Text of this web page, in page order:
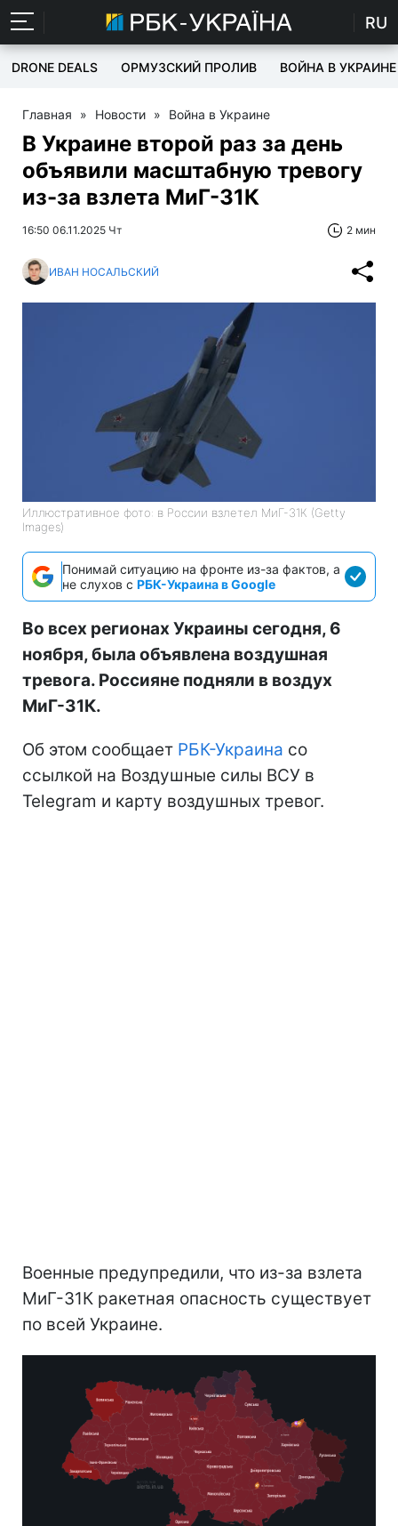
RU
DRONE DEALS ОРМУЗСКИЙ ПРОЛИВ ВОЙНА В УКРАИНЕ
Главная » Новости » Война в Украине
В Украине второй раз за день
объявили масштабную тревогу
из-за взлета МиГ-31К
16:50 06.11.2025 Чт 2 мин
ИВАН НОСАЛЬСКИЙ
Иллюстративное фото: в России взлетел МиГ-31К (Getty
Images)
Понимай ситуацию на фронте из-за фактов, а
не слухов с РБК-Украина в Google
Во всех регионах Украины сегодня, 6
ноября, была объявлена воздушная
тревога. Россияне подняли в воздух
МиГ-31К.
Об этом сообщает РБК-Украина со
ссылкой на Воздушные силы ВСУ в
Telegram и карту воздушных тревог.
Военные предупредили, что из-за взлета
МиГ-31К ракетная опасность существует
по всей Украине.